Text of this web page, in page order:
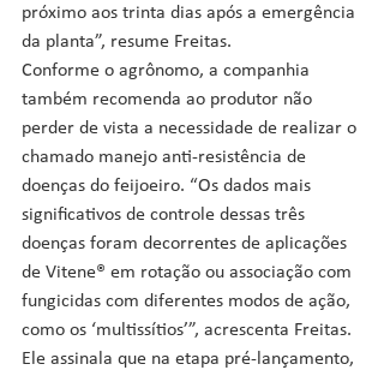
próximo aos trinta dias após a emergência
da planta”, resume Freitas.
Conforme o agrônomo, a companhia
também recomenda ao produtor não
perder de vista a necessidade de realizar o
chamado manejo anti-resistência de
doenças do feijoeiro. “Os dados mais
significativos de controle dessas três
doenças foram decorrentes de aplicações
de Vitene® em rotação ou associação com
fungicidas com diferentes modos de ação,
como os ‘multissítios’”, acrescenta Freitas.
Ele assinala que na etapa pré-lançamento,